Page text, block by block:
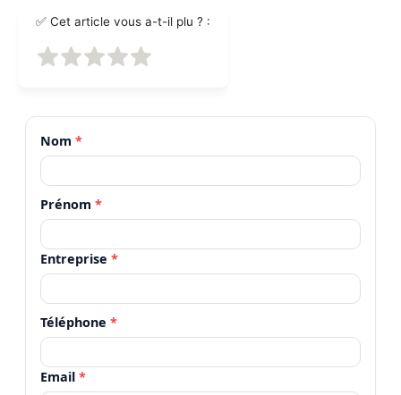
✅ Cet article vous a-t-il plu ? :
Nom *
Prénom *
Entreprise *
Téléphone *
Email *